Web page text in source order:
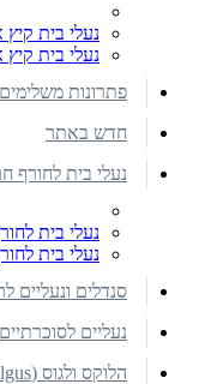
נעלי בית קיץ
נעלי בית קיץ
פתרונות
חדש באתר
נעלי בית לחורף
נעלי בית
נעלי בית
סנדלים ונעליים
נעליים לסוכרתיים
הלוקס ולגוס (hallux valgus)